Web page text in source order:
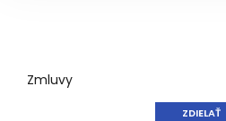
Zmluvy
ZDIELAŤ